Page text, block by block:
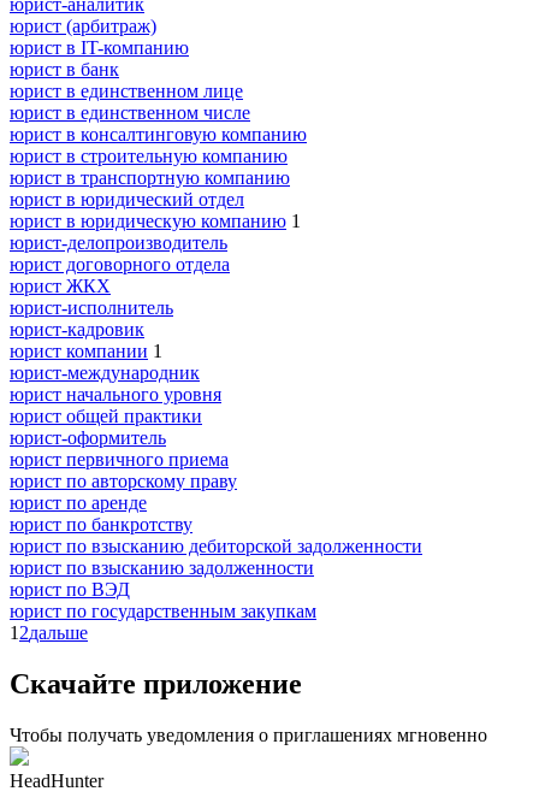
юрист (арбитраж)
юрист в IT-компанию
юрист в банк
юрист в единственном лице
юрист в единственном числе
юрист в консалтинговую компанию
юрист в строительную компанию
юрист в транспортную компанию
юрист в юридический отдел
юрист в юридическую компанию 1
юрист-делопроизводитель
юрист договорного отдела
юрист ЖКХ
юрист-исполнитель
юрист-кадровик
юрист компании 1
юрист-международник
юрист начального уровня
юрист общей практики
юрист-оформитель
юрист первичного приема
юрист по авторскому праву
юрист по аренде
юрист по банкротству
юрист по взысканию дебиторской задолженности
юрист по взысканию задолженности
юрист по ВЭД
юрист по государственным закупкам
1 2дальше
Скачайте приложение
Чтобы получать уведомления о приглашениях мгновенно
HeadHunter